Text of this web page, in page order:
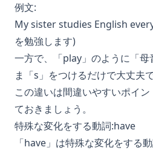
例文:
My sister studies English
を勉強します)
一方で、「play」のように「母
ま「s」をつけるだけで大丈夫
この違いは間違いやすいポイ
ておきましょう。
特殊な変化をする動詞:have
「have」は特殊な変化をする